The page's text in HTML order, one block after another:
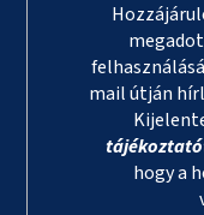
mail útján
hogy a